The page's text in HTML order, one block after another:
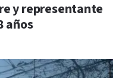
y representante
años